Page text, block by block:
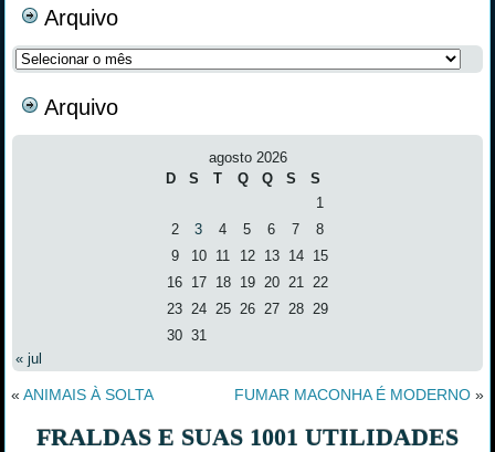
Arquivo
Arquivo
Arquivo
agosto 2026
D
S T Q Q S
S
1
2
3 4 5 6 7
8
9
10 11 12 13 14
15
16 17 18 19 20 21
22
23 24 25 26 27 28
29
30 31
« jul
«ANIMAIS À SOLTA FUMAR MACONHA É MODERNO»
FRALDAS E SUAS 1001 UTILIDADES